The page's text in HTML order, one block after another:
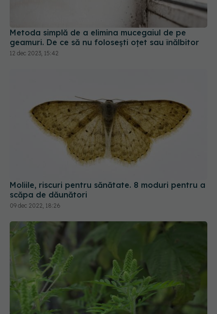
Metoda simplă de a elimina mucegaiul de pe
geamuri. De ce să nu folosești oțet sau înălbitor
12 dec 2023, 15:42
Moliile, riscuri pentru sănătate. 8 moduri pentru a
scăpa de dăunători
09 dec 2022, 18:26